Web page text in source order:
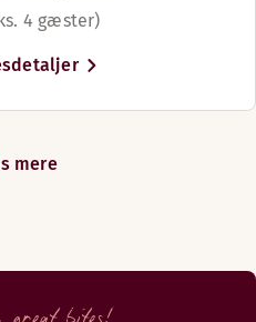
4 gæster)
mere